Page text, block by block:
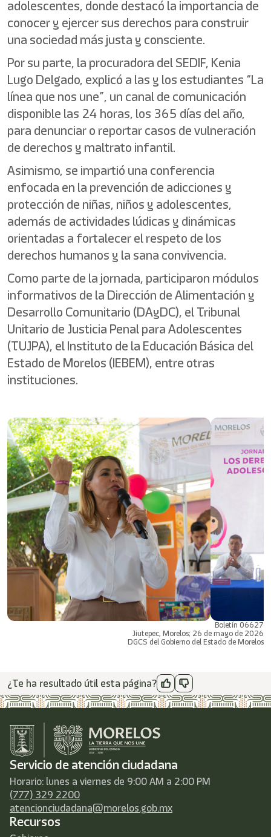
adolescentes, donde destacó la importancia de
conocer y ejercer sus derechos para construir
una sociedad más justa y consciente.
Por su parte, la procuradora del SEDIF, Kenia
Lugo Delgado, explicó a las y los estudiantes “La
línea que nos une”, un canal de comunicación
disponible las 24 horas, los 365 días del año,
para denunciar o reportar casos de vulneración
de derechos y maltrato infantil.
Asimismo, se impartió una conferencia
enfocada en la prevención de adicciones y
protección de niñas, niños y adolescentes,
además de actividades lúdicas y dinámicas
orientadas a fortalecer el respeto de los
derechos humanos y la sana convivencia.
Como parte de la jornada, participaron módulos
informativos de la Dirección de Alimentación y
Desarrollo Comunitario (DAyDC), el Tribunal
Unitario de Justicia Penal para Adolescentes
(TUJPA), el Instituto de la Educación Básica del
Estado de Morelos (IEBEM), entre otras
instituciones.
Boletín 06627
Jiutepec, Morelos; 26 de mayo de 2026
DGCS del Gobierno del Estado de Morelos
¿Te ha resultado útil esta página?
Servicio de atención ciudadana
Horario: lunes a viernes de 9:00 AM a 2:00 PM
(777) 329 2200
atencionciudadana@morelos.gob.mx
Recursos